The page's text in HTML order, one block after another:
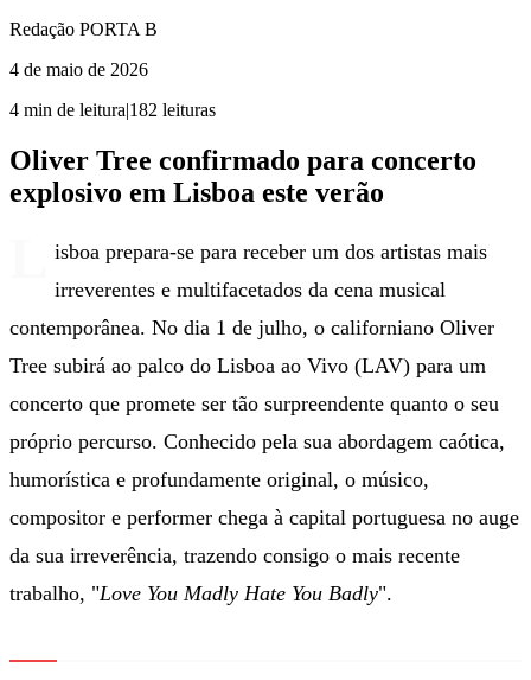
Redação PORTA B
4 de maio de 2026
4 min de leitura|182 leituras
Oliver Tree confirmado para concerto
explosivo em Lisboa este verão
isboa prepara-se para receber um dos artistas mais
irreverentes e multifacetados da cena musical
contemporânea. No dia 1 de julho, o californiano Oliver
Tree subirá ao palco do Lisboa ao Vivo (LAV) para um
concerto que promete ser tão surpreendente quanto o seu
próprio percurso. Conhecido pela sua abordagem caótica,
humorística e profundamente original, o músico,
compositor e performer chega à capital portuguesa no auge
da sua irreverência, trazendo consigo o mais recente
trabalho, "Love You Madly Hate You Badly".